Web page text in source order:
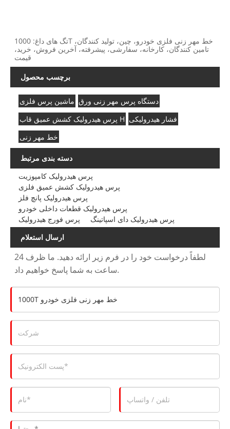
تگ های داغ: 1000T خط مهر زنی فلزی خودرو، چین، تولید کنندگان،
تامین کنندگان، کارخانه، سفارشی، پیشرفته، آخرین فروش، خرید،
قیمت
برچسب محصول
ماشین پرس فلزی دستگاه پرس مهر زنی ورق
پرس هیدرولیک کشش عمیق قاب H فشار هیدرولیکی
خط مهر زنی
دسته بندی مرتبط
پرس هیدرولیک کامپوزیت
پرس هیدرولیک کشش عمیق فلزی
پرس هیدرولیک پانچ فلز
پرس هیدرولیک قطعات داخلی خودرو
پرس فورج هیدرولیک
پرس هیدرولیک دای اسپاتینگ
ارسال استعلام
لطفاً درخواست خود را در فرم زیر ارائه دهید. ما ظرف 24
ساعت به شما پاسخ خواهیم داد.